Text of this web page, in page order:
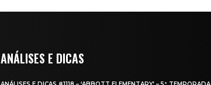
ANÁLISES E DICAS